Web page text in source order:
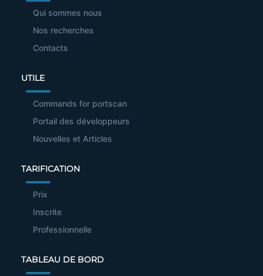
Qui sommes nous
Nos recherches
Contacts
UTILE
Commands for portscan
Portail des développeurs
Nouvelles et Articles
TARIFICATION
Prix
Inscrite
Professionnelle
TABLEAU DE BORD